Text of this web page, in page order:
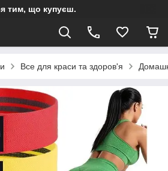
тим, що купуєш.
Все для краси та здоров'я